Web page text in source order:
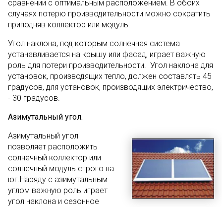
сравнении с оптимальным расположением. В обоих
случаях потерю производительности можно сократить
приподняв коллектор или модуль.
Угол наклона, под которым солнечная система
устанавливается на крышу или фасад, играет важную
роль для потери производительности. Угол наклона для
установок, производящих тепло, должен составлять 45
градусов, для установок, производящих электричество,
- 30 градусов.
Азимутальный угол.
Азимутальный угол
позволяет расположить
солнечный коллектор или
солнечный модуль строго на
юг.Наряду с азимутальным
углом важную роль играет
угол наклона и сезонное